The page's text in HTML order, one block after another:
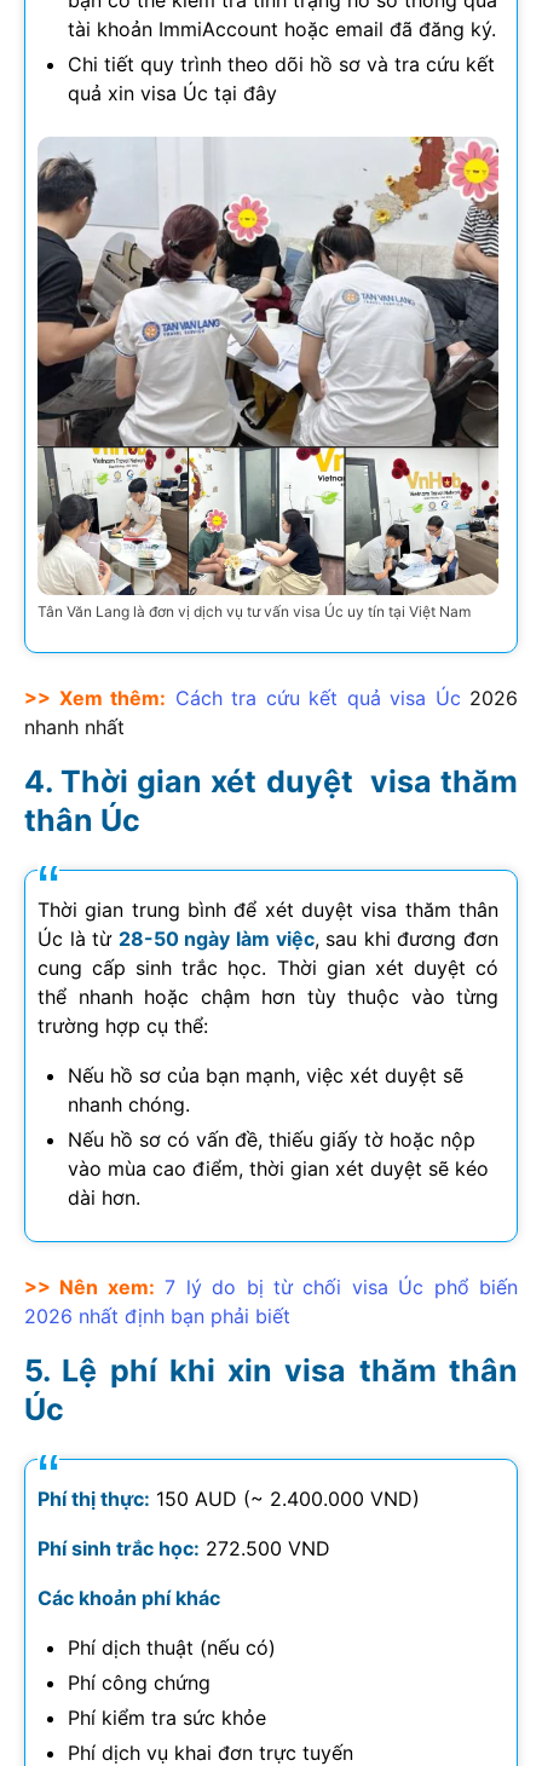
tài khoản ImmiAccount hoặc email đã đăng ký.
Chi tiết quy trình theo dõi hồ sơ và tra cứu kết
quả xin visa Úc tại đây
Tân Văn Lang là đơn vị dịch vụ tư vấn visa Úc uy tín tại Việt Nam
>> Xem thêm: Cách tra cứu kết quả visa Úc 2026
nhanh nhất
Thời gian xét duyệt visa thăm
thân Úc
Thời gian trung bình để xét duyệt visa thăm thân
Úc là từ 28-50 ngày làm việc, sau khi đương đơn
cung cấp sinh trắc học. Thời gian xét duyệt có
thể nhanh hoặc chậm hơn tùy thuộc vào từng
trường hợp cụ thể:
Nếu hồ sơ của bạn mạnh, việc xét duyệt sẽ
nhanh chóng.
Nếu hồ sơ có vấn đề, thiếu giấy tờ hoặc nộp
vào mùa cao điểm, thời gian xét duyệt sẽ kéo
dài hơn.
>> Nên xem: 7 lý do bị từ chối visa Úc phổ biến
2026 nhất định bạn phải biết
Lệ phí khi xin visa thăm thân
Úc
Phí thị thực: 150 AUD (~ 2.400.000 VND)
Phí sinh trắc học: 272.500 VND
Các khoản phí khác
Phí dịch thuật (nếu có)
Phí công chứng
Phí kiểm tra sức khỏe
Phí dịch vụ khai đơn trực tuyến